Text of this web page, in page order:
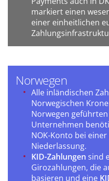
markiert einen
einer einheitlichen
Norwegen
Alle inländischen
Norwegischen
Norwegen
Unternehmen
NOK-Konto bei
Niederlassung.
KID-Zahlungen sind
Girozahlungen, die
basieren und eine